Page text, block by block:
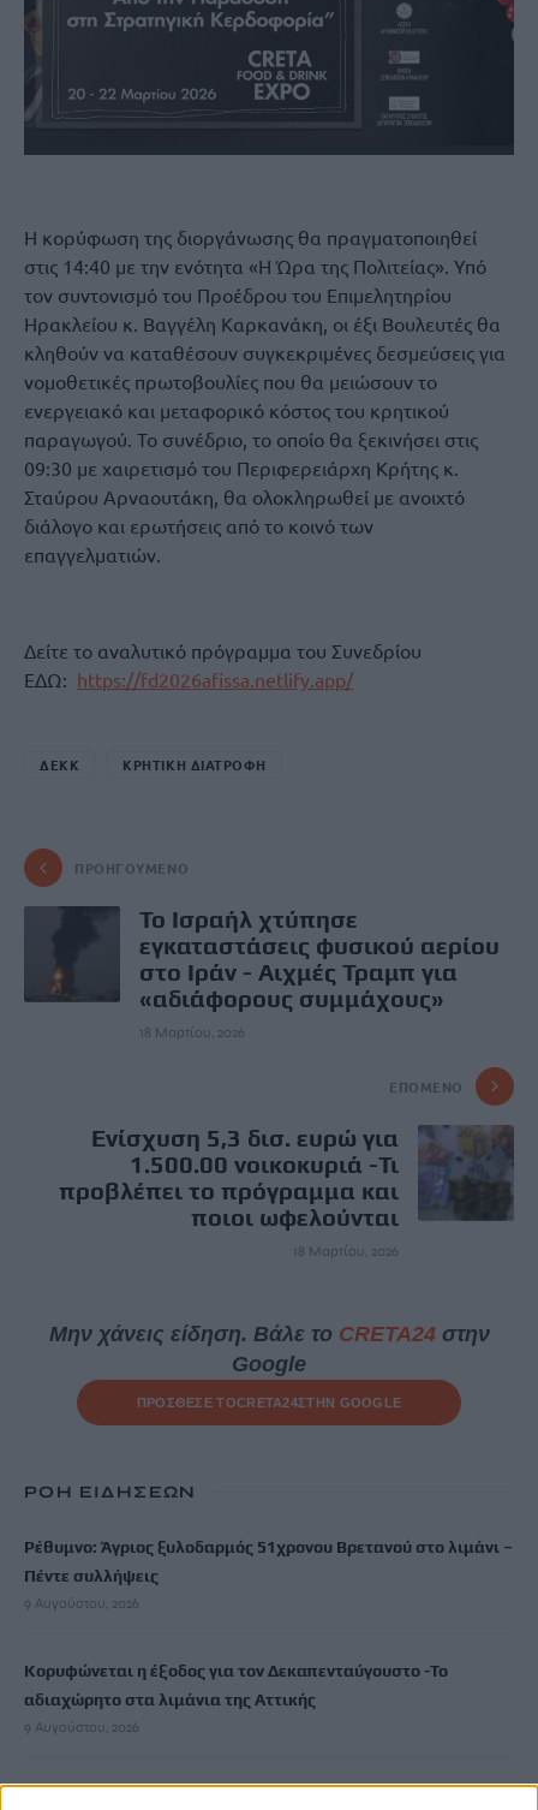
Η κορύφωση της διοργάνωσης θα πραγματοποιηθεί
στις 14:40 με την ενότητα «Η Ώρα της Πολιτείας». Υπό
τον συντονισμό του Προέδρου του Επιμελητηρίου
Ηρακλείου κ. Βαγγέλη Καρκανάκη, οι έξι Βουλευτές θα
κληθούν να καταθέσουν συγκεκριμένες δεσμεύσεις για
νομοθετικές πρωτοβουλίες που θα μειώσουν το
ενεργειακό και μεταφορικό κόστος του κρητικού
παραγωγού. Το συνέδριο, το οποίο θα ξεκινήσει στις
09:30 με χαιρετισμό του Περιφερειάρχη Κρήτης κ.
Σταύρου Αρναουτάκη, θα ολοκληρωθεί με ανοιχτό
διάλογο και ερωτήσεις από το κοινό των
επαγγελματιών.
Δείτε το αναλυτικό πρόγραμμα του Συνεδρίου
ΕΔΩ: https://fd2026afissa.netlify.app/
ΔΕΚΚ ΚΡΗΤΙΚΗ ΔΙΑΤΡΟΦΗ
ΠΡΟΗΓΟΎΜΕΝΟ
Το Ισραήλ χτύπησε
εγκαταστάσεις φυσικού αερίου
στο Ιράν - Αιχμές Τραμπ για
«αδιάφορους συμμάχους»
18 Μαρτίου, 2026
ΕΠΌΜΕΝΟ
Ενίσχυση 5,3 δισ. ευρώ για
1.500.00 νοικοκυριά -Τι
προβλέπει το πρόγραμμα και
ποιοι ωφελούνται
18 Μαρτίου, 2026
Μην χάνεις είδηση. Βάλε το CRETA24στην
Google
ΠΡΟΣΘΕΣΕ ΤΟCRETA24ΣΤΗΝ GOOGLE
ΡΟΗ ΕΙΔΗΣΕΩΝ
Ρέθυμνο: Άγριος ξυλοδαρμός 51χρονου Βρετανού στο λιμάνι –
Πέντε συλλήψεις
9 Αυγούστου, 2026
Κορυφώνεται η έξοδος για τον Δεκαπενταύγουστο -Το
αδιαχώρητο στα λιμάνια της Αττικής
9 Αυγούστου, 2026